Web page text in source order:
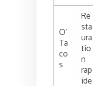
O’
Ta
co
s
Re
sta
ura
tio
n
rap
ide